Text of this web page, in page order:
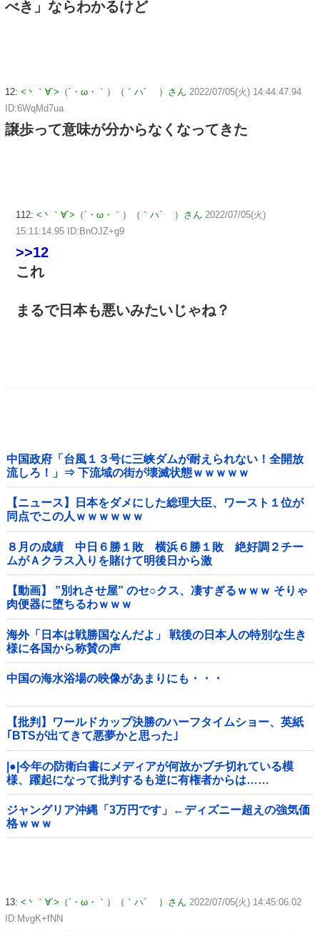
べき」ならわかるけど
12: <丶｀∀´>（´・ω・｀）（｀ハ´ ）さん 2022/07/05(火) 14:44:47.94
ID:6WqMd7ua
譲歩って意味が分からなくなってきた
112: <丶｀∀´>（´・ω・｀）（｀ハ´ ）さん 2022/07/05(火)
15:11:14.95 ID:BnOJZ+g9
>>12
これ
まるで日本も悪いみたいじゃね？
中国政府「台風１３号に三峡ダムが耐えられない！全開放
流しろ！」⇒ 下流域の街が壊滅状態ｗｗｗｗｗ
【ニュース】日本をダメにした総理大臣、ワースト１位が
同点でこの人ｗｗｗｗｗｗ
８月の成績 中日６勝１敗 横浜６勝１敗 絶好調２チー
ムがＡクラス入りを賭けて明後日から激
突！！！！！！！！！他
【動画】 ”別れさせ屋” のセ○クス、凄すぎるｗｗｗ そりゃ
肉便器に堕ちるわｗｗｗ
海外「日本は戦勝国なんだよ」 戦後の日本人の特別な生き
様に各国から称賛の声
中国の海水浴場の映像があまりにも・・・
【批判】ワールドカップ決勝のハーフタイムショー、英紙
｢BTSが出てきて悪夢かと思った｣
|●|今年の防衛白書にメディアが何故かブチ切れている模
様、躍起になって批判するも逆に有権者からは……
ジャングリア沖縄「3万円です」←ディズニー超えの強気価
格ｗｗｗ
13: <丶｀∀´>（´・ω・｀）（｀ハ´ ）さん 2022/07/05(火) 14:45:06.02
ID:MvgK+fNN